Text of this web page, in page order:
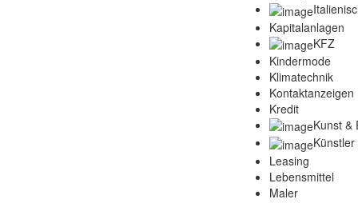
Kapitalanlagen
KFZ
Kindermode
Klimatechnik
Kontaktanzeigen
Kredit
Kunst &
Künstler
Leasing
Lebensmittel
Maler